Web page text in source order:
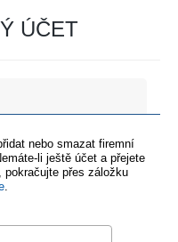
ÚČET
nebo smazat firemní
li ještě účet a přejete
pokračujte přes záložku
.